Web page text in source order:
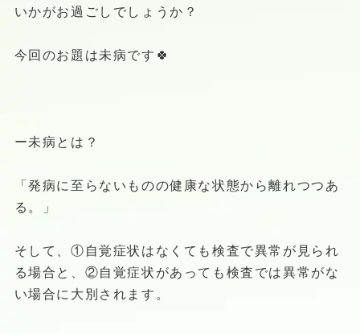
いかがお過ごしでしょうか？
今回のお題は未病です🍀
ー未病とは？
「発病に至らないものの健康な状態から離れつつあ
る。」
そして、①自覚症状はなくても検査で異常が見られ
る場合と、②自覚症状があっても検査では異常がな
い場合に大別されます。